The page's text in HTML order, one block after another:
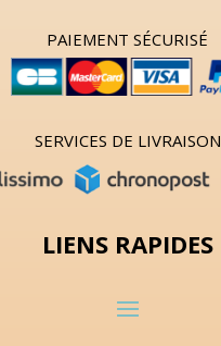
PAIEMENT SÉCURISÉ
SERVICES DE LIVRAISON
LIENS RAPIDES